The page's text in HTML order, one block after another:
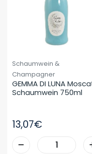
Schaumwein &
Champagner
GEMMA DI LUNA
Schaumwein 750ml
13,07€